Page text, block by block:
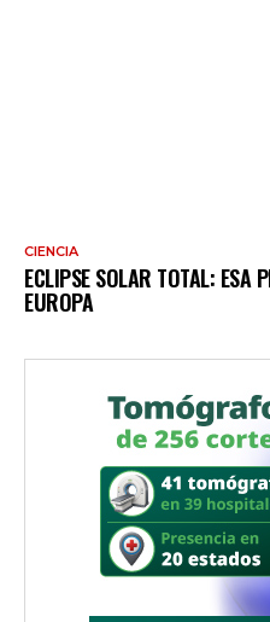
CIENCIA
ECLIPSE SOLAR TOTAL: ESA
EUROPA